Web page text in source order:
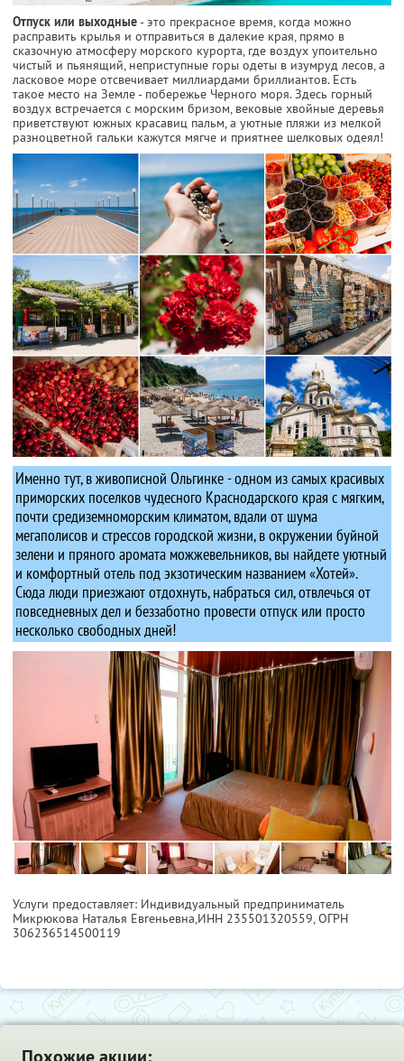
Отпуск или выходные- это прекрасное время, когда можно
расправить крылья и отправиться в далекие края, прямо в
сказочную атмосферу морского курорта, где воздух упоительно
чистый и пьянящий, неприступные горы одеты в изумруд лесов, а
ласковое море отсвечивает миллиардами бриллиантов. Есть
такое место на Земле - побережье Черного моря. Здесь горный
воздух встречается с морским бризом, вековые хвойные деревья
приветствуют южных красавиц пальм, а уютные пляжи из мелкой
разноцветной гальки кажутся мягче и приятнее шелковых одеял!
Именно тут, в живописной Ольгинке - одном из самых красивых
приморских поселков чудесного Краснодарского края с мягким,
почти средиземноморским климатом, вдали от шума
мегаполисов и стрессов городской жизни, в окружении буйной
зелени и пряного аромата можжевельников, вы найдете уютный
и комфортный отель под экзотическим названием «Хотей».
Сюда люди приезжают отдохнуть, набраться сил, отвлечься от
повседневных дел и беззаботно провести отпуск или просто
несколько свободных дней!
Услуги предоставляет: Индивидуальный предприниматель
Микрюкова Наталья Евгеньевна, ИНН 235501320559 , ОГРН
306236514500119
Похожие акции: